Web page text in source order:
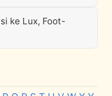
ke Lux, Foot-